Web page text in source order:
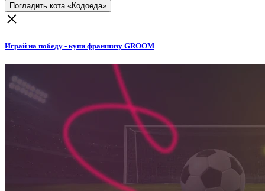
Погладить кота «Кодоеда»
Играй на победу - купи франшизу GROOM